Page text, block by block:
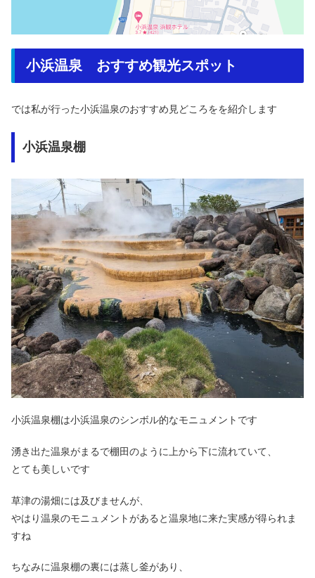
小浜温泉 おすすめ観光スポット
では私が行った小浜温泉のおすすめ見どころをを紹介します
小浜温泉棚
小浜温泉棚は小浜温泉のシンボル的なモニュメントです
湧き出た温泉がまるで棚田のように上から下に流れていて、
とても美しいです
草津の湯畑には及びませんが、
やはり温泉のモニュメントがあると温泉地に来た実感が得られま
すね
ちなみに温泉棚の裏には蒸し釜があり、